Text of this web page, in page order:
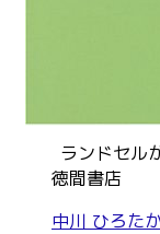
ランドセル
徳間書店
中川 ひろた